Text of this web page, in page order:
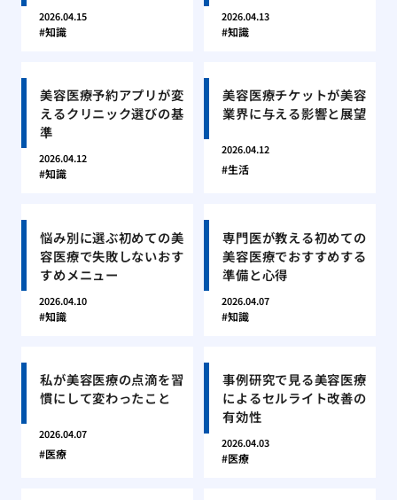
2026.04.15
知識
2026.04.13
知識
美容医療予約アプリが変
えるクリニック選びの基
準
2026.04.12
知識
美容医療チケットが美容
業界に与える影響と展望
2026.04.12
生活
悩み別に選ぶ初めての美
容医療で失敗しないおす
すめメニュー
2026.04.10
知識
専門医が教える初めての
美容医療でおすすめする
準備と心得
2026.04.07
知識
私が美容医療の点滴を習
慣にして変わったこと
2026.04.07
医療
事例研究で見る美容医療
によるセルライト改善の
有効性
2026.04.03
医療